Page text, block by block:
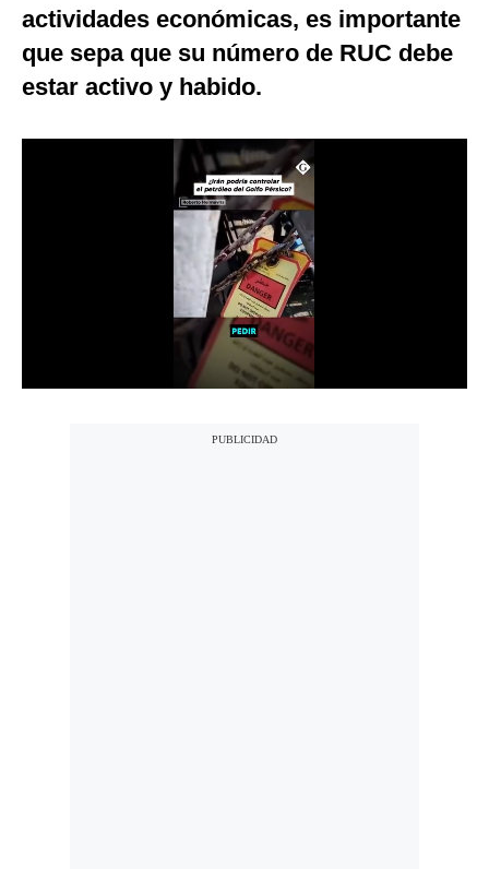
Tecnología
Club del Suscriptor
actividades económicas, es importante
que sepa que su número de RUC debe
estar activo y habido.